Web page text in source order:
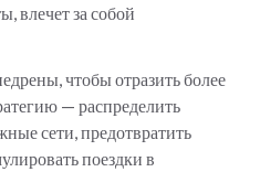
влечет за собой
чтобы отразить более
— распределить
сети, предотвратить
поездки в